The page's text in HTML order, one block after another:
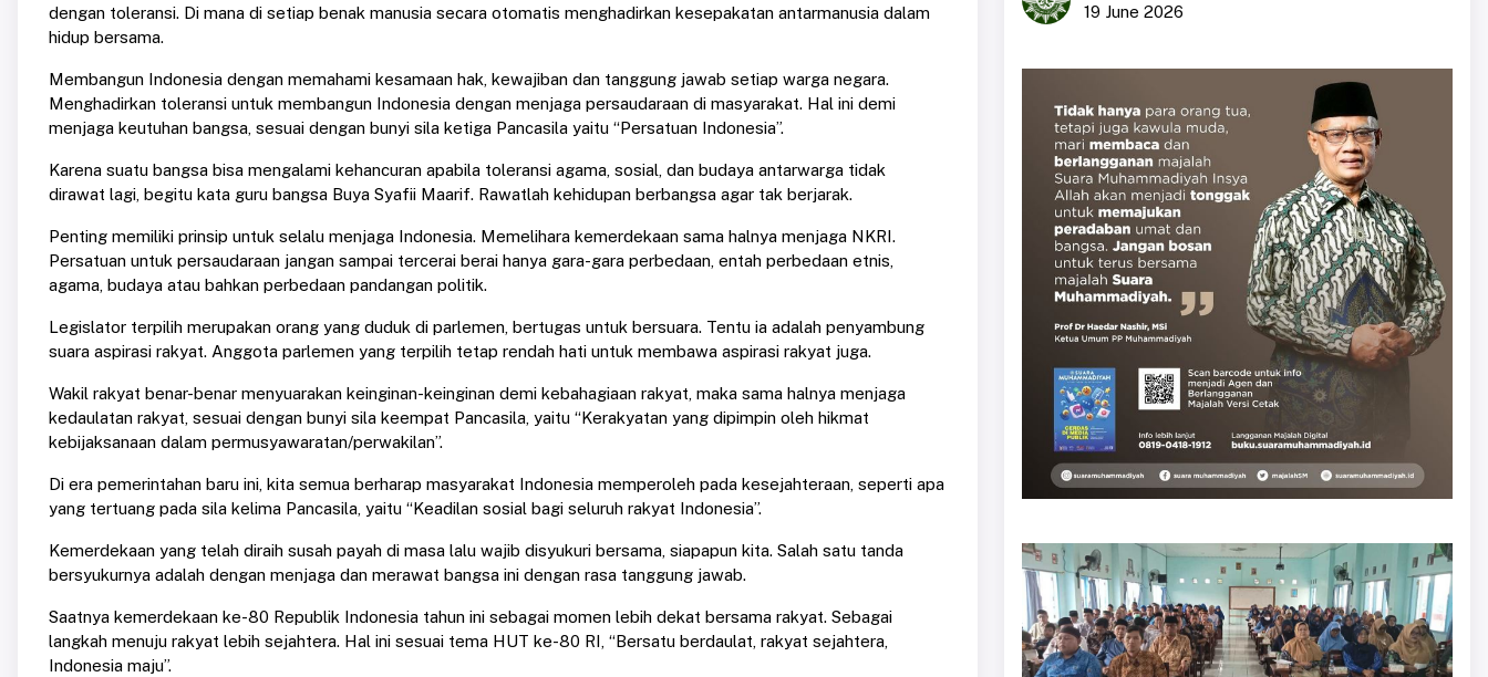
dengan toleransi. Di mana di setiap benak manusia secara otomatis menghadirkan kesepakatan antarmanusia dalam
hidup bersama.
Membangun Indonesia dengan memahami kesamaan hak, kewajiban dan tanggung jawab setiap warga negara.
Menghadirkan toleransi untuk membangun Indonesia dengan menjaga persaudaraan di masyarakat. Hal ini demi
menjaga keutuhan bangsa, sesuai dengan bunyi sila ketiga Pancasila yaitu “Persatuan Indonesia”.
Karena suatu bangsa bisa mengalami kehancuran apabila toleransi agama, sosial, dan budaya antarwarga tidak
dirawat lagi, begitu kata guru bangsa Buya Syafii Maarif. Rawatlah kehidupan berbangsa agar tak berjarak.
Penting memiliki prinsip untuk selalu menjaga Indonesia. Memelihara kemerdekaan sama halnya menjaga NKRI.
Persatuan untuk persaudaraan jangan sampai tercerai berai hanya gara-gara perbedaan, entah perbedaan etnis,
agama, budaya atau bahkan perbedaan pandangan politik.
Legislator terpilih merupakan orang yang duduk di parlemen, bertugas untuk bersuara. Tentu ia adalah penyambung
suara aspirasi rakyat. Anggota parlemen yang terpilih tetap rendah hati untuk membawa aspirasi rakyat juga.
Wakil rakyat benar-benar menyuarakan keinginan-keinginan demi kebahagiaan rakyat, maka sama halnya menjaga
kedaulatan rakyat, sesuai dengan bunyi sila keempat Pancasila, yaitu “Kerakyatan yang dipimpin oleh hikmat
kebijaksanaan dalam permusyawaratan/perwakilan”.
Di era pemerintahan baru ini, kita semua berharap masyarakat Indonesia memperoleh pada kesejahteraan, seperti apa
yang tertuang pada sila kelima Pancasila, yaitu “Keadilan sosial bagi seluruh rakyat Indonesia”.
Kemerdekaan yang telah diraih susah payah di masa lalu wajib disyukuri bersama, siapapun kita. Salah satu tanda
bersyukurnya adalah dengan menjaga dan merawat bangsa ini dengan rasa tanggung jawab.
Saatnya kemerdekaan ke-80 Republik Indonesia tahun ini sebagai momen lebih dekat bersama rakyat. Sebagai
langkah menuju rakyat lebih sejahtera. Hal ini sesuai tema HUT ke-80 RI, “Bersatu berdaulat, rakyat sejahtera,
Indonesia maju”.
19 June 2026